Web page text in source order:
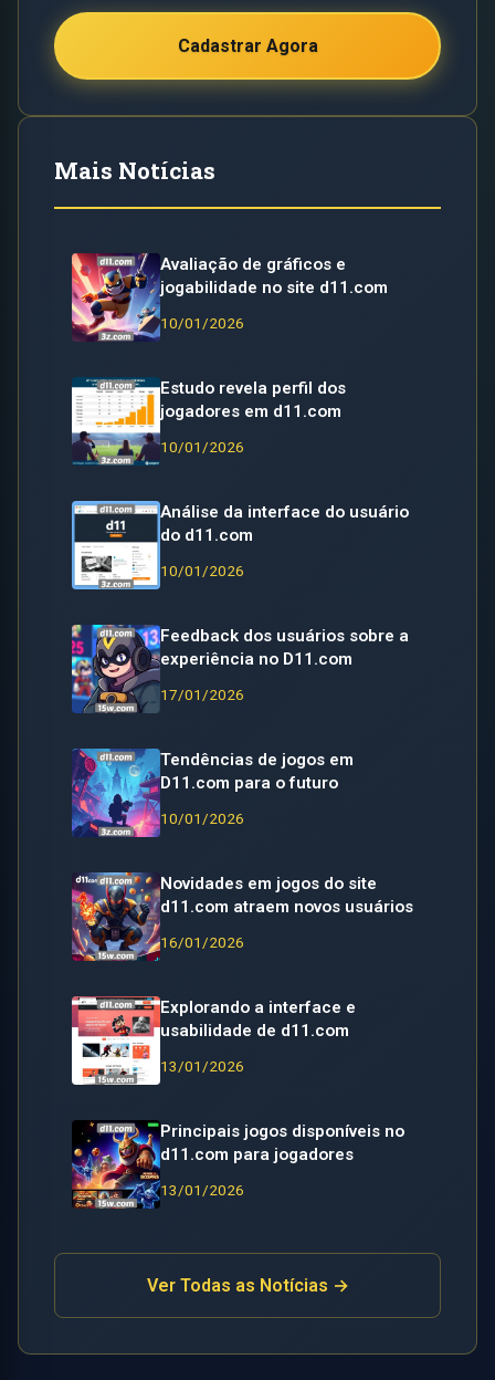
Cadastrar Agora
Mais Notícias
Avaliação de gráficos e
jogabilidade no site d11.com
10/01/2026
Estudo revela perfil dos
jogadores em d11.com
10/01/2026
Análise da interface do usuário
do d11.com
10/01/2026
Feedback dos usuários sobre a
experiência no D11.com
17/01/2026
Tendências de jogos em
D11.com para o futuro
10/01/2026
Novidades em jogos do site
d11.com atraem novos usuários
16/01/2026
Explorando a interface e
usabilidade de d11.com
13/01/2026
Principais jogos disponíveis no
d11.com para jogadores
13/01/2026
Ver Todas as Notícias →